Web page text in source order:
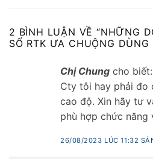
2 BÌNH LUẬN VỀ “NHỮNG
SỐ RTK ƯA CHUỘNG
Chị Chung cho biết:
Cty tôi hay phải đo
cao độ. Xin hãy tư
phù hợp chức
26/08/2023 LÚC 11:32